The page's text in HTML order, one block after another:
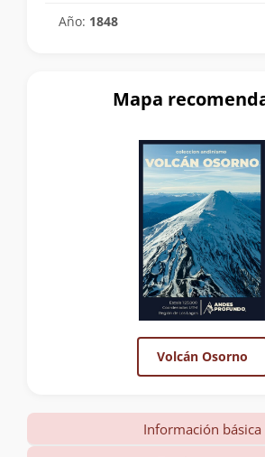
Año: 1848
Mapa
Volcán Osorno
Información básica